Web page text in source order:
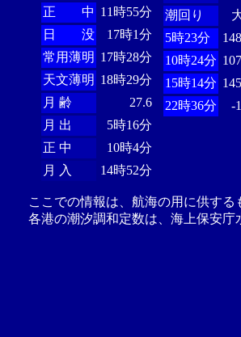
正 中 11時55分
日 没
17時1分
常用薄明 17時28分
天文薄明 18時29分
月 齢
27.6
月 出
5時16分
正 中
10時4分
月 入
14時52分
潮回り
5時23分
10時24分
15時14分
22時36分
-
ここでの情報は、航海の用に供す
各港の潮汐調和定数は、海上保安庁